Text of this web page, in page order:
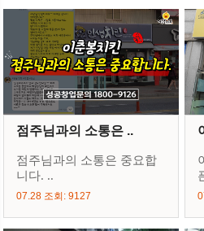
점주님과의 소통은 ..
점주님과의 소통은 중요합
니다. ..
07.28 조회: 9127